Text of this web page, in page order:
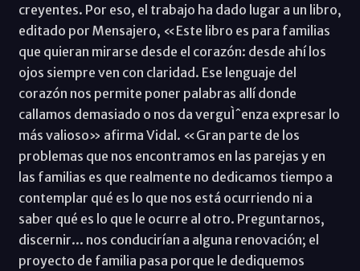
creyentes. Por eso, el trabajo ha dado lugar a un libro,
editado por Mensajero, «Este libro es para familias
que quieran mirarse desde el corazón: desde ahí los
ojos siempre ven con claridad. Ese lenguaje del
corazón nos permite poner palabras allí donde
callamos demasiado o nos da verguÌˆenza expresar lo
más valioso» afirma Vidal. «Gran parte de los
problemas que nos encontramos en las parejas y en
las familias es que realmente no dedicamos tiempo a
contemplar qué es lo que nos está ocurriendo ni a
saber qué es lo que le ocurre al otro. Preguntarnos,
discernir... nos conducirían a alguna renovación; el
proyecto de familia pasa porque le dediquemos